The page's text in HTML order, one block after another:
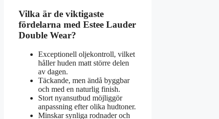
Vilka är de viktigaste
fördelarna med Estee Lauder
Double Wear?
Exceptionell oljekontroll, vilket
håller huden matt större delen
av dagen.
Täckande, men ändå byggbar
och med en naturlig finish.
Stort nyansutbud möjliggör
anpassning efter olika hudtoner.
Minskar synliga rodnader och